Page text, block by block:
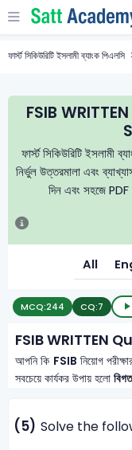
ফার্স্ট সিকিউরিটি ইসলামী ব্যাংক পিএলসি
FSIB
ফার্স্ট সিকিউরিটি ইসলামী
নির্ভুল উত্তরমালা এবং
দিন এবং সহজে
All
MCQ:244 CQ:7
FSIB WRITTEN
আপনি কি FSIB নিয়োগ
সবচেয়ে কার্যকর উপায় হলো
(5) Solve the